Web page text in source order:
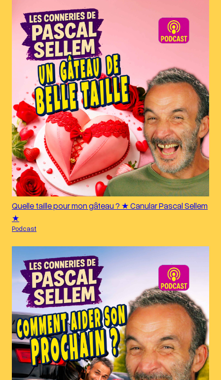
Quelle taille pour mon gâteau ? ★ Canular Pascal Sellem
★
Podcast